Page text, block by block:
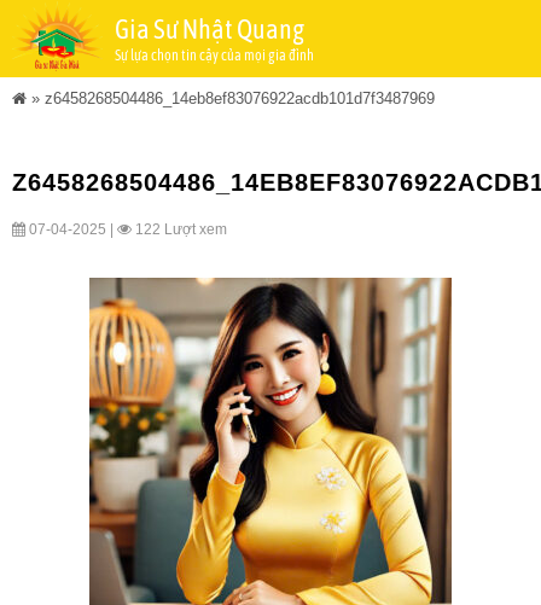
Gia Sư Nhật Quang
Sự lựa chọn tin cậy của mọi gia đình
» z6458268504486_14eb8ef83076922acdb101d7f3487969
07-04-2025 | 122 Lượt xem